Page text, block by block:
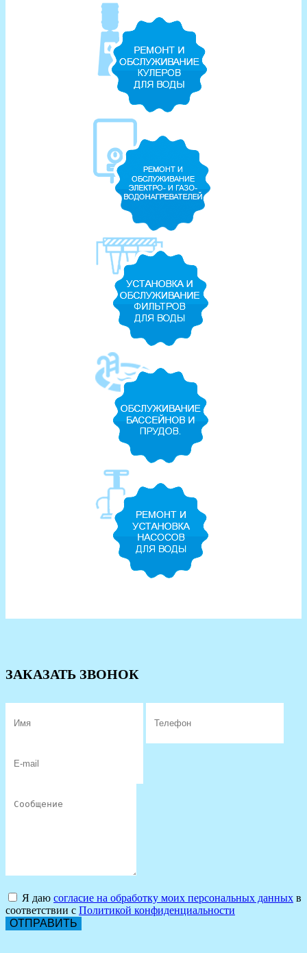
ЗАКАЗАТЬ ЗВОНОК
Я даю согласие на обработку моих персональных данных в
соответствии с Политикой конфиденциальности
ОТПРАВИТЬ